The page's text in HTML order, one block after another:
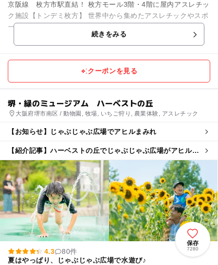
京阪線 枚方市駅直結！ 枚方モール3階・4階に屋内アスレチッ
ク施設【トンデミ枚方】 世界中から集めたアスレチックやスポ
ーツゲームが楽しめる屋内アスレチック施設が大阪府初登場🤩
続きをみる
クーポンを見る
堺・緑のミュージアム ハーベストの丘
大阪府堺市南区 / 動物園, 牧場, いちご狩り, 農業体験, アスレチック
【お知らせ】じゃぶじゃぶ広場でアヒルまみれ
【紹介記事】ハーベストの丘でじゃぶじゃぶ広場がアヒルま
保存
7280
4.3
80件
夏はやっぱり、じゃぶじゃぶ広場で水遊び♪